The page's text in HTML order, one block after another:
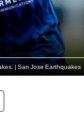
| San Jose Earthquakes